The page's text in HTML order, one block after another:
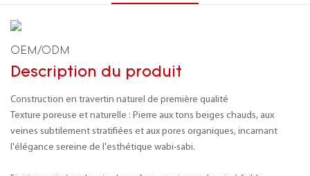
OEM/ODM
Description du produit
Construction en travertin naturel de première qualité
Texture poreuse et naturelle : Pierre aux tons beiges chauds, aux
veines subtilement stratifiées et aux pores organiques, incarnant
l'élégance sereine de l'esthétique wabi-sabi.